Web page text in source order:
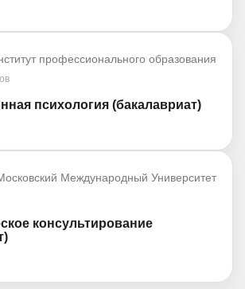
профессионального образования
психология (бакалавриат)
Международный Университет
консультирование